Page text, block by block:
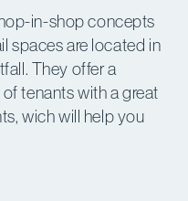
in-shop concepts
spaces are located in
They offer a
tenants with a great
wich will help you